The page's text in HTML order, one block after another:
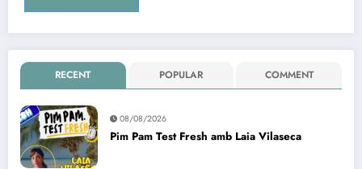
RECENT POPULAR COMMENT
08/08/2026
Pim Pam Test Fresh amb Laia Vilaseca